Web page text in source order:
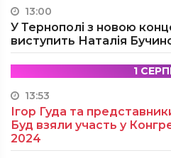
13:00
У Тернополі з новою
виступить Наталія
1
13:53
Ігор Гуда та
Буд взяли участь у
2024